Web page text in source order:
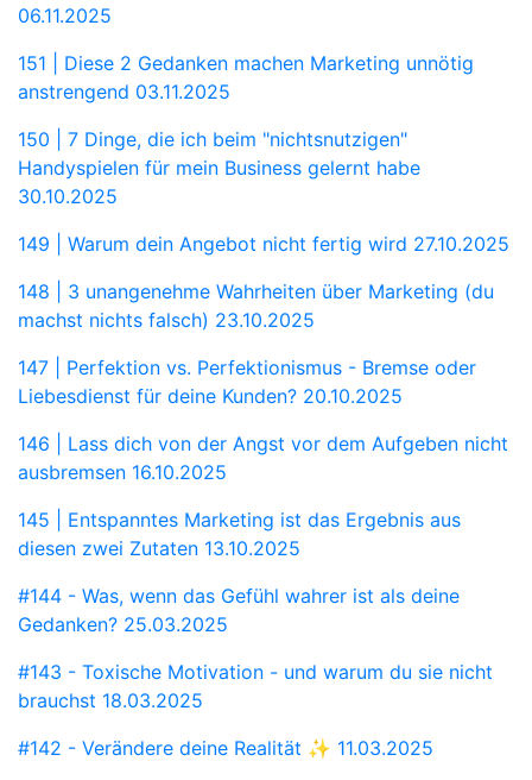
06.11.2025
151 | Diese 2 Gedanken machen Marketing unnötig
anstrengend 03.11.2025
150 | 7 Dinge, die ich beim "nichtsnutzigen"
Handyspielen für mein Business gelernt habe
30.10.2025
149 | Warum dein Angebot nicht fertig wird 27.10.2025
148 | 3 unangenehme Wahrheiten über Marketing (du
machst nichts falsch) 23.10.2025
147 | Perfektion vs. Perfektionismus - Bremse oder
Liebesdienst für deine Kunden? 20.10.2025
146 | Lass dich von der Angst vor dem Aufgeben nicht
ausbremsen 16.10.2025
145 | Entspanntes Marketing ist das Ergebnis aus
diesen zwei Zutaten 13.10.2025
#144 - Was, wenn das Gefühl wahrer ist als deine
Gedanken? 25.03.2025
#143 - Toxische Motivation - und warum du sie nicht
brauchst 18.03.2025
#142 - Verändere deine Realität ✨ 11.03.2025